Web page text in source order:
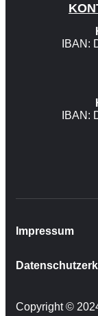
IBAN:
IBAN:
Impressum
Copyright ©